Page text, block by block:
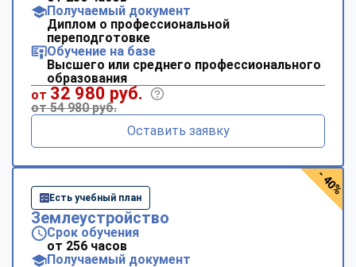
Получаемый документ
Диплом о профессиональной
переподготовке
Обучение на базе
Высшего или среднего профессионального
образования
от 32 980 руб.
от 54 980 руб.
Оставить заявку
Есть учебный план
Землеустройство
Срок обучения
от 256 часов
Получаемый документ
- 40%